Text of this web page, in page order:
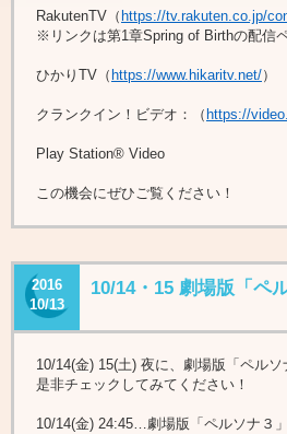
RakutenTV（ https://tv.rakuten.co.jp/
※リンクは第1章Spring of Birthの配信ペ
ひかりTV（ https://www.hikaritv.net/）
クランクイン！ビデオ：（ https://
Play Station® Video
この機会にぜひご覧ください！
2016
10/13
10/14・15 劇場版「ペ
10/14(金) 15(土) 夜に、劇場版「ペル
是非チェックしてみてください！
10/14(金) 24:45…劇場版「ペルソナ３